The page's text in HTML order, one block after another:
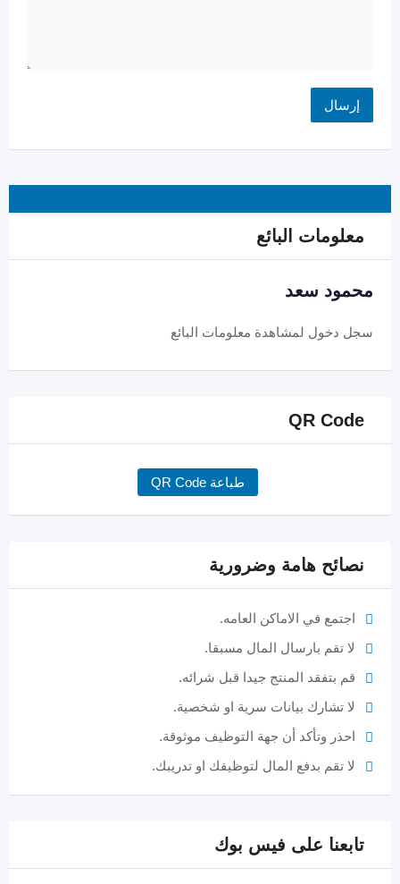
معلومات البائع
محمود سعد
سجل دخول لمشاهدة معلومات البائع
QR Code
طباعة QR Code
نصائح هامة وضرورية
اجتمع في الاماكن العامه.
لا تقم بارسال المال مسبقا.
قم بتفقد المنتج جيدا قبل شرائه.
لا تشارك بيانات سرية او شخصية.
احذر وتأكد أن جهة التوظيف موثوقة.
لا تقم بدفع المال لتوظيفك او تدريبك.
تابعنا على فيس بوك